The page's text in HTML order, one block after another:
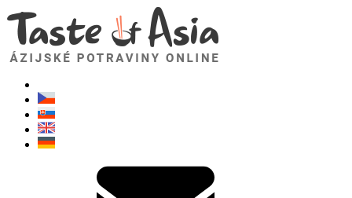
TasteOfAsia.sk
Neváhajte sa opýtať. Som tu pre vás!